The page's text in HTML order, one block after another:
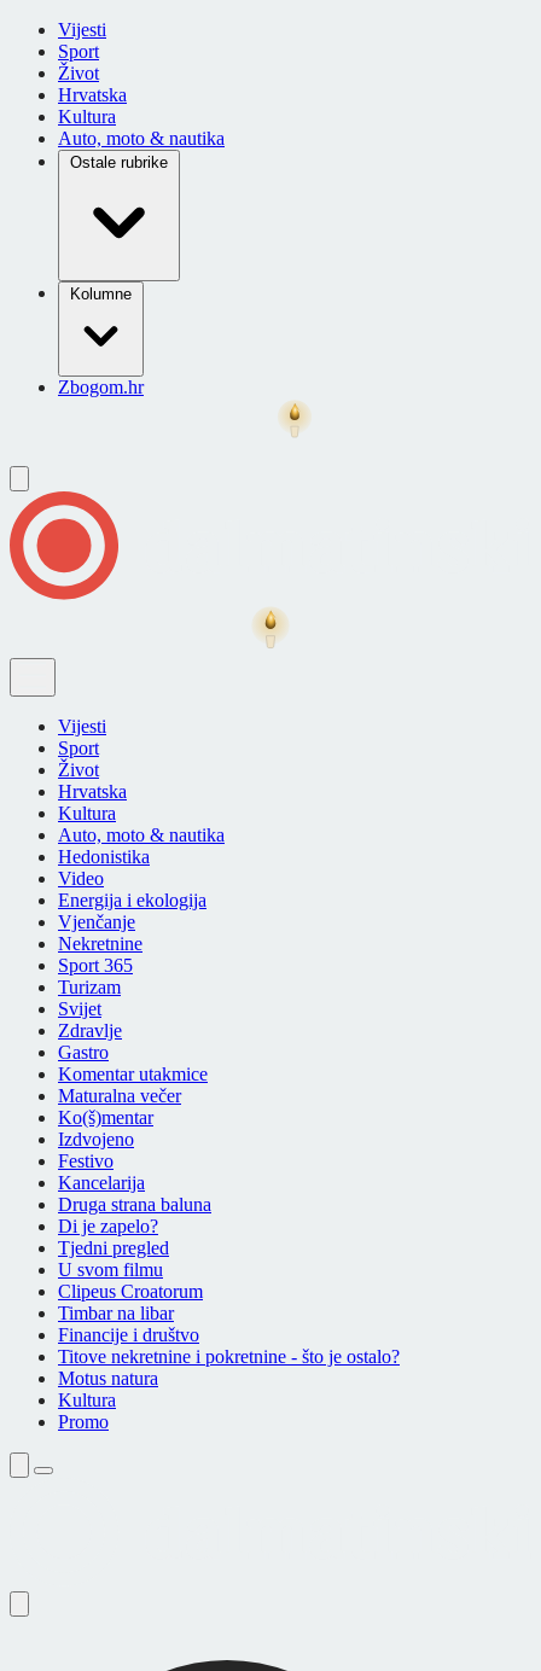
Vijesti
Sport
Život
Hrvatska
Kultura
Auto, moto & nautika
Ostale rubrike
Kolumne
Zbogom.hr
Vijesti
Sport
Život
Hrvatska
Kultura
Auto, moto & nautika
Hedonistika
Video
Energija i ekologija
Vjenčanje
Nekretnine
Sport 365
Turizam
Svijet
Zdravlje
Gastro
Komentar utakmice
Maturalna večer
Ko(š)mentar
Izdvojeno
Festivo
Kancelarija
Druga strana baluna
Di je zapelo?
Tjedni pregled
U svom filmu
Clipeus Croatorum
Timbar na libar
Financije i društvo
Titove nekretnine i pokretnine - što je ostalo?
Motus natura
Kultura
Promo